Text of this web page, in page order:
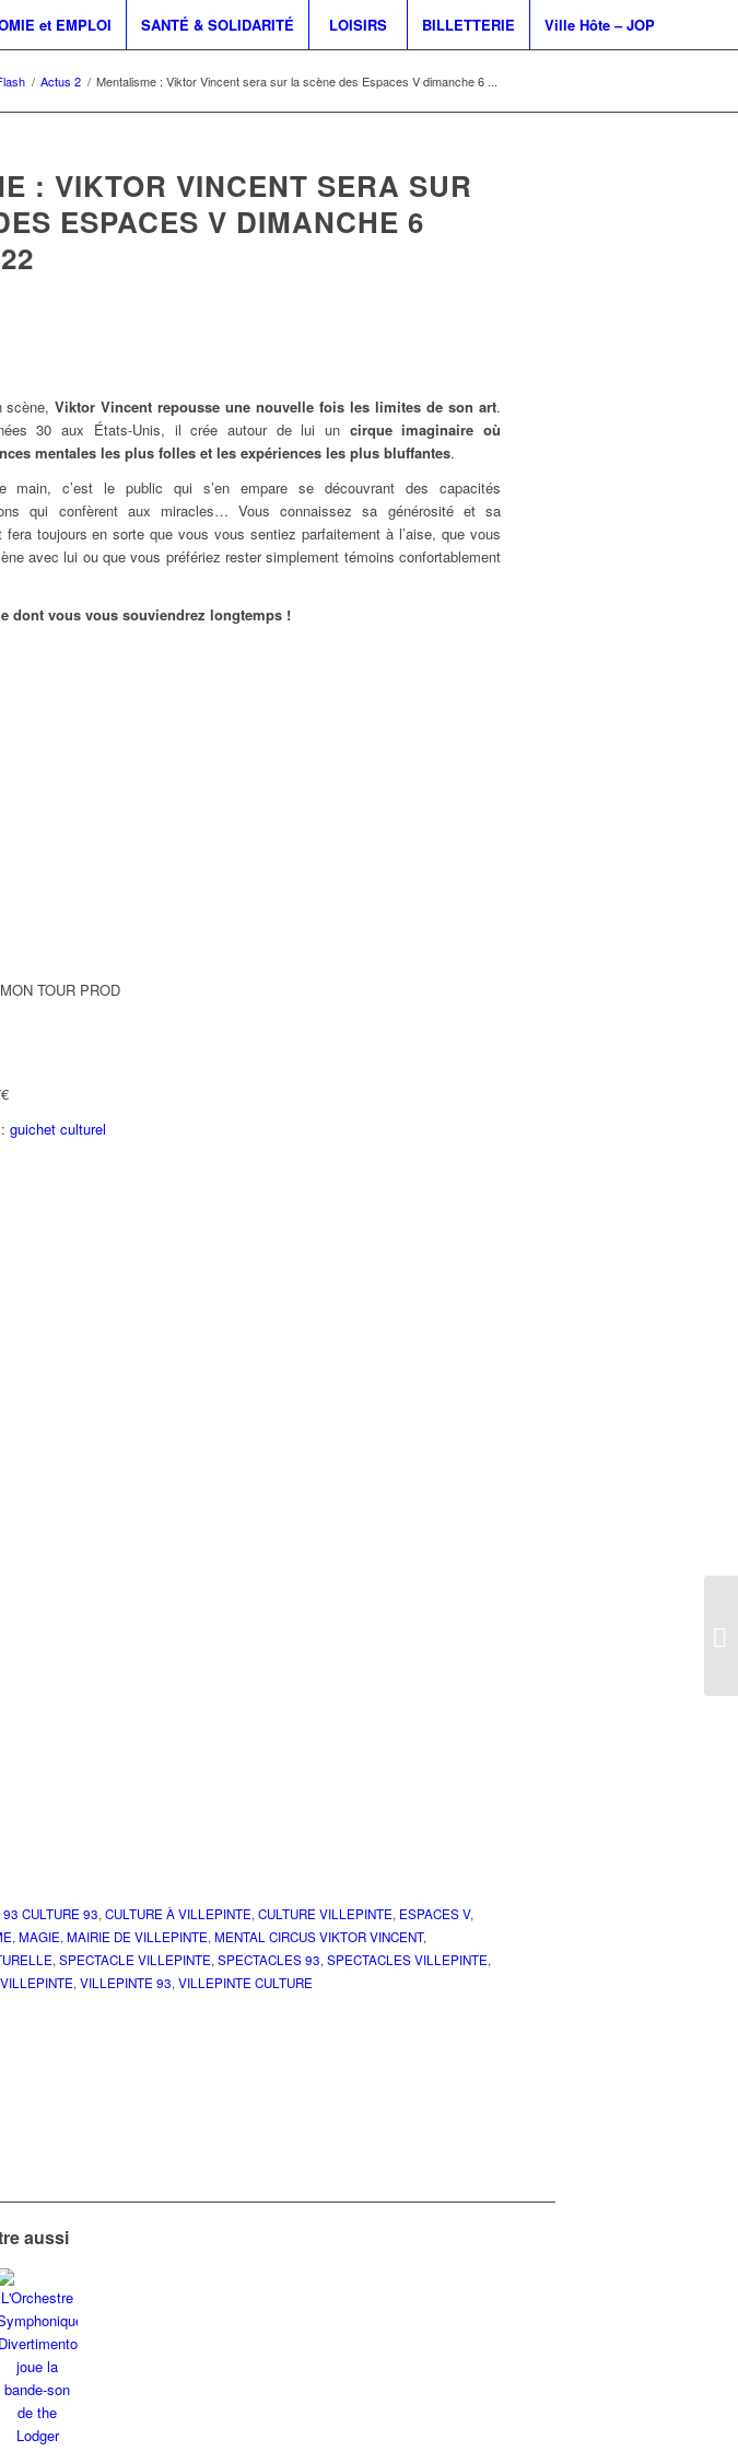
et EMPLOI SANTÉ & SOLIDARITÉ LOISIRS BILLETTERIE Ville Hôte – JOP
/ Actus 2 / Mentalisme : Viktor Vincent sera sur la scène des Espaces V dimanche 6 ...
: VIKTOR VINCENT SERA SUR
ESPACES V DIMANCHE 6
scène,Viktor Vincent repousse une nouvelle fois les limites de son art.
30 aux États-Unis, il crée autour de lui un cirque imaginaire où
mentales les plus folles et les expériences les plus bluffantes.
main, c’est le public qui s’en empare se découvrant des capacités
qui confèrent aux miracles… Vous connaissez sa générosité et sa
toujours en sorte que vous vous sentiez parfaitement à l’aise, que vous
avec lui ou que vous préfériez rester simplement témoins confortablement
dont vous vous souviendrez longtemps !
TOUR PROD
guichet culturel
93 CULTURE 93,CULTURE À VILLEPINTE,CULTURE VILLEPINTE, ESPACES V,
,MAGIE,MAIRIE DE VILLEPINTE,MENTAL CIRCUS VIKTOR VINCENT,
,SPECTACLE VILLEPINTE,SPECTACLES 93,SPECTACLES VILLEPINTE,
,VILLEPINTE 93,VILLEPINTE CULTURE
aussi